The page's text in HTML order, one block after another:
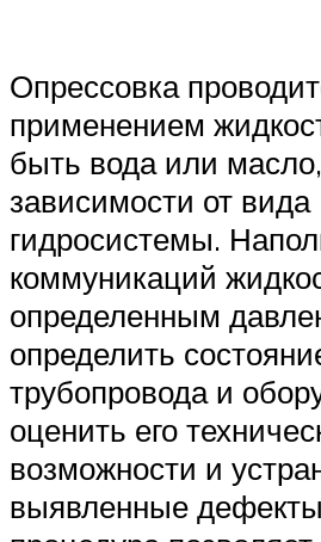
Опрессовка
применением
быть вода или
зависимости от вида
гидросистемы.
коммуникаций
определенным
определить
трубопровода и
оценить его
возможности и
выявленные